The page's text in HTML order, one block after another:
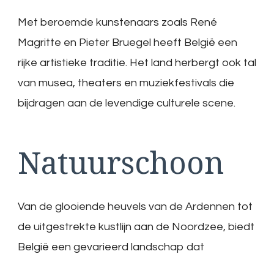
Met beroemde kunstenaars zoals René
Magritte en Pieter Bruegel heeft België een
rijke artistieke traditie. Het land herbergt ook tal
van musea, theaters en muziekfestivals die
bijdragen aan de levendige culturele scene.
Natuurschoon
Van de glooiende heuvels van de Ardennen tot
de uitgestrekte kustlijn aan de Noordzee, biedt
België een gevarieerd landschap dat